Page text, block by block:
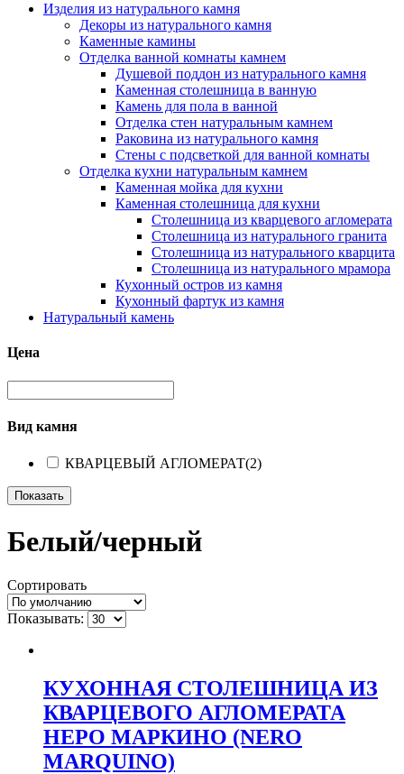
Изделия из натурального камня
Декоры из натурального камня
Каменные камины
Отделка ванной комнаты камнем
Душевой поддон из натурального камня
Каменная столешница в ванную
Камень для пола в ванной
Отделка стен натуральным камнем
Раковина из натурального камня
Стены с подсветкой для ванной комнаты
Отделка кухни натуральным камнем
Каменная мойка для кухни
Каменная столешница для кухни
Столешница из кварцевого агломерата
Столешница из натурального гранита
Столешница из натурального кварцита
Столешница из натурального мрамора
Кухонный остров из камня
Кухонный фартук из камня
Натуральный камень
Цена
Вид камня
КВАРЦЕВЫЙ АГЛОМЕРАТ(2)
Показать
Белый/черный
Сортировать
Показывать:
КУХОННАЯ СТОЛЕШНИЦА ИЗ
КВАРЦЕВОГО АГЛОМЕРАТА
НЕРО МАРКИНО (NERO
MARQUINO)